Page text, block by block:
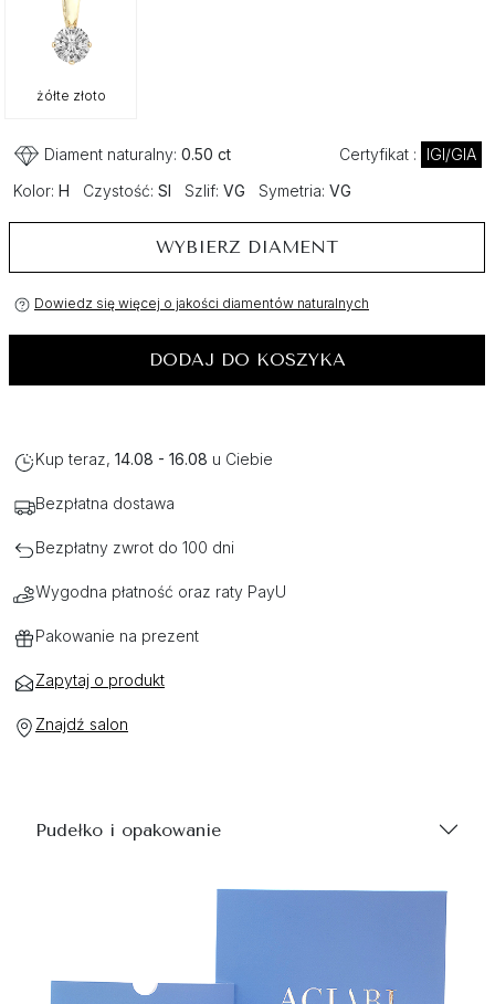
żółte złoto
Diament naturalny: 0.50 ct Certyfikat :
IGI/GIA
Kolor: H Czystość: SI Szlif: VG Symetria: VG
WYBIERZ DIAMENT
Dowiedz się więcej o jakości diamentów naturalnych
DODAJ DO KOSZYKA
Kup teraz, 14.08 - 16.08 u Ciebie
Bezpłatna dostawa
Bezpłatny zwrot do 100 dni
Wygodna płatność oraz raty PayU
Pakowanie na prezent
Zapytaj o produkt
Znajdź salon
Pudełko i opakowanie